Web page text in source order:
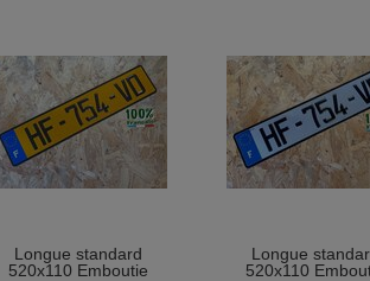
Longue standard
520x110 Emboutie
Longue
520x110